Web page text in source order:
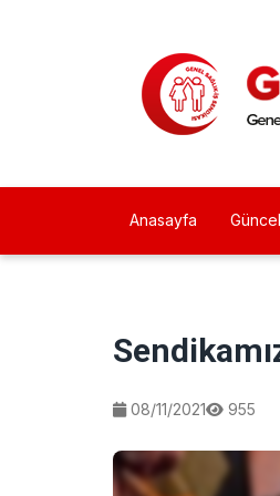
Anasayfa Güncel
08/11/2021 955